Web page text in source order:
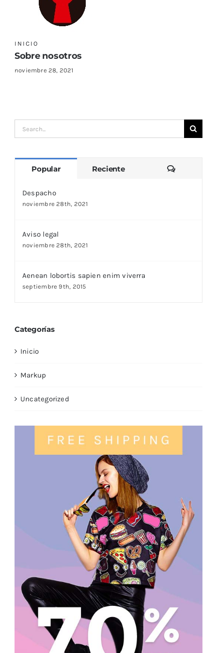
¡Compra ahora!
Sustratos
INICIO
Sobre nosotros
noviembre 28, 2021
Search
for:
Popular Reciente
Despacho
noviembre 28th, 2021
Aviso legal
noviembre 28th, 2021
Aenean lobortis sapien enim viverra
septiembre 9th, 2015
Categorías
Inicio
Markup
Uncategorized